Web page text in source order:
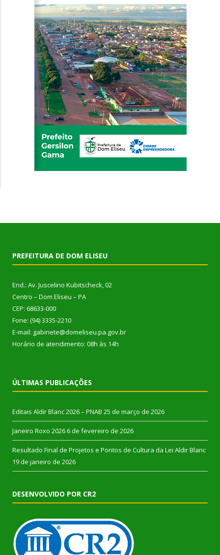
PREFEITURA DE DOM ELISEU
End.: Av. Juscelino Kubitscheck, 02
Centro – Dom Eliseu – PA
CEP: 68633-000
Fone: (94) 3335-2210
E-mail: gabinete@domeliseu.pa.gov.br
Horário de atendimento: 08h às 14h
ÚLTIMAS PUBLICAÇÕES
Editais Aldir Blanc 2026 – PNAB 25 de março de 2026
Janeiro Roxo 2026 6 de fevereiro de 2026
Resultado Final de Projetos e Pontos de Cultura da Lei Aldir Blanc
19 de janeiro de 2026
DESENVOLVIDO POR CR2